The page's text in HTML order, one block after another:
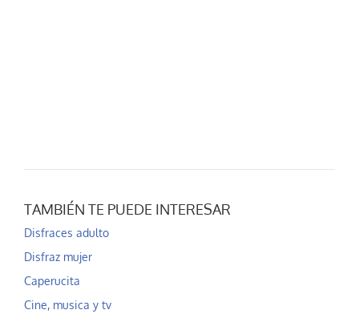
TAMBIÉN TE PUEDE INTERESAR
Disfraces adulto
Disfraz mujer
Caperucita
Cine, musica y tv